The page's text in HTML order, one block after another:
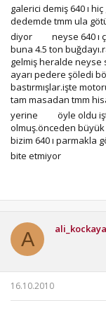
galerici demiş 640 ı
dedemde tmm ula
diyor
neyse 640 ı
buna 4.5 ton
gelmiş heralde neyse
ayarı pedere şöledi
bastırmışlar.işte
tam masadan tmm
yerine
öyle oldu
olmuş.önceden
bizim 640 ı parmakla
bite etmiyor
A ali_kockaya
16.10.2010